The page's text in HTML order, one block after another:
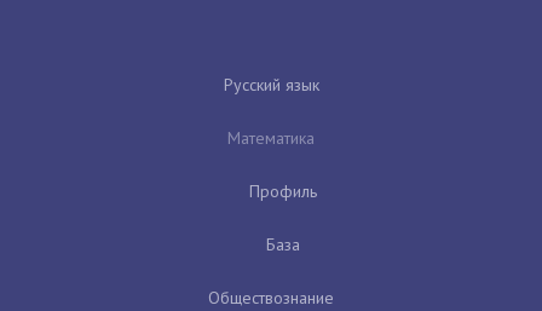
Русский язык
Математика
Профиль
База
Обществознание